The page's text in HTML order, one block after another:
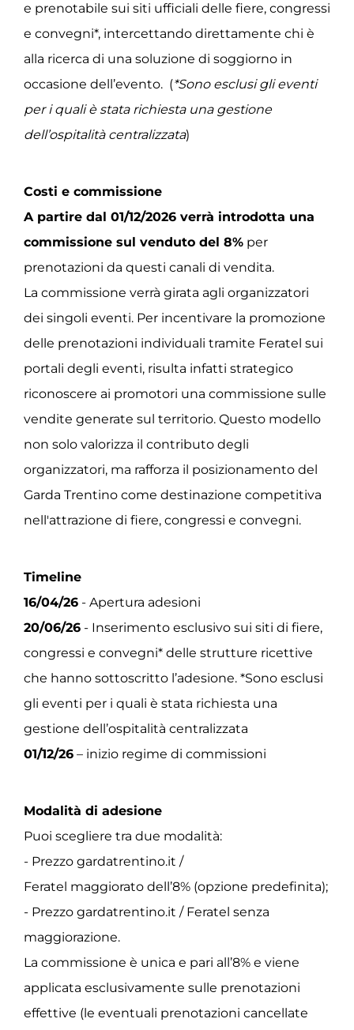
e prenotabile sui siti ufficiali delle fiere, congressi
e convegni*, intercettando direttamente chi è
alla ricerca di una soluzione di soggiorno in
occasione dell’evento. (*Sono esclusi gli eventi
per i quali è stata richiesta una gestione
dell’ospitalità centralizzata)
Costi e commissione
A partire dal 01/12/2026 verrà introdotta una
commissione sul venduto del 8% per
prenotazioni da questi canali di vendita.
La commissione verrà girata agli organizzatori
dei singoli eventi. Per incentivare la promozione
delle prenotazioni individuali tramite Feratel sui
portali degli eventi, risulta infatti strategico
riconoscere ai promotori una commissione sulle
vendite generate sul territorio. Questo modello
non solo valorizza il contributo degli
organizzatori, ma rafforza il posizionamento del
Garda Trentino come destinazione competitiva
nell'attrazione di fiere, congressi e convegni.
Timeline
16/04/26 - Apertura adesioni
20/06/26 - Inserimento esclusivo sui siti di fiere,
congressi e convegni* delle strutture ricettive
che hanno sottoscritto l’adesione. *Sono esclusi
gli eventi per i quali è stata richiesta una
gestione dell’ospitalità centralizzata
01/12/26 – inizio regime di commissioni
Modalità di adesione
Puoi scegliere tra due modalità:
- Prezzo gardatrentino.it /
Feratel maggiorato dell’8% (opzione predefinita);
- Prezzo gardatrentino.it / Feratel senza
maggiorazione.
La commissione è unica e pari all’8% e viene
applicata esclusivamente sulle prenotazioni
effettive (le eventuali prenotazioni cancellate